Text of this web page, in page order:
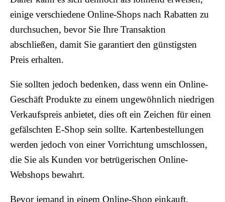
einige verschiedene Online-Shops nach Rabatten zu
durchsuchen, bevor Sie Ihre Transaktion
abschließen, damit Sie garantiert den günstigsten
Preis erhalten.
Sie sollten jedoch bedenken, dass wenn ein Online-
Geschäft Produkte zu einem ungewöhnlich niedrigen
Verkaufspreis anbietet, dies oft ein Zeichen für einen
gefälschten E-Shop sein sollte. Kartenbestellungen
werden jedoch von einer Vorrichtung umschlossen,
die Sie als Kunden vor betrügerischen Online-
Webshops bewahrt.
Bevor jemand in einem Online-Shop einkauft,